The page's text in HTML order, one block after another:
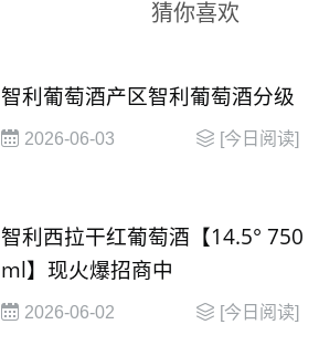
猜你喜欢
智利葡萄酒产区智利葡萄酒分级
2026-06-03 [今日阅读]
智利西拉干红葡萄酒【14.5° 750
ml】现火爆招商中
2026-06-02 [今日阅读]